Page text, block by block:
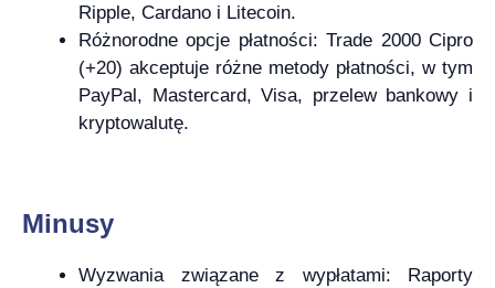
Ripple, Cardano i Litecoin.
Różnorodne opcje płatności: Trade 2000 Cipro
(+20) akceptuje różne metody płatności, w tym
PayPal, Mastercard, Visa, przelew bankowy i
kryptowalutę.
Minusy
Wyzwania związane z wypłatami: Raporty